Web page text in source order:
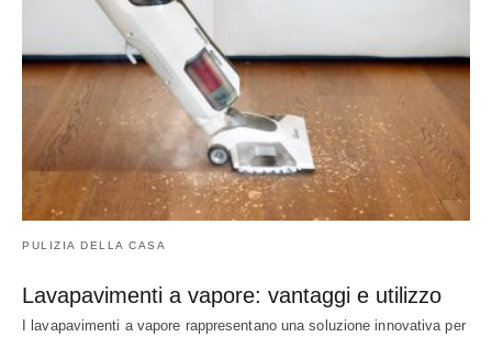
PULIZIA DELLA CASA
Lavapavimenti a vapore: vantaggi e utilizzo
I lavapavimenti a vapore rappresentano una soluzione innovativa per